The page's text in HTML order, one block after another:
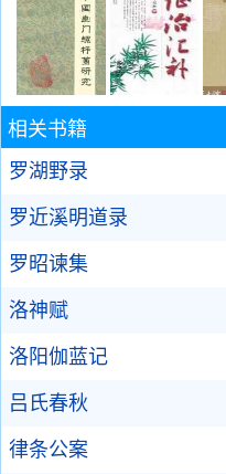
相关书籍
罗湖野录
罗近溪明道录
罗昭谏集
洛神赋
洛阳伽蓝记
吕氏春秋
律条公案